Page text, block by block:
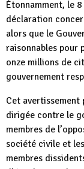
Étonnamment, le
déclaration
alors que le
raisonnables pour
onze millions de
gouvernement
Cet
dirigée contre le
membres de
société civile et
membres